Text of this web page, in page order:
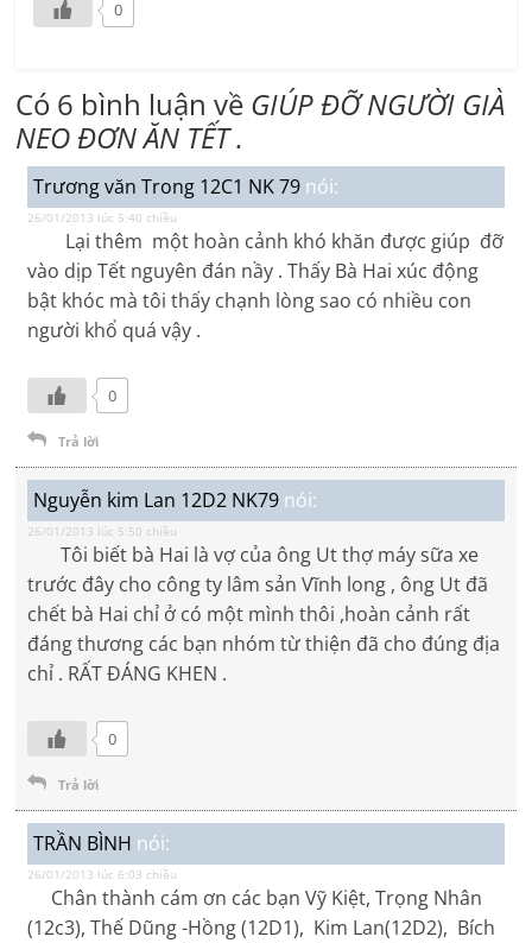
0
Có 6 bình luận về GIÚP ĐỠ NGƯỜI GIÀ
NEO ĐƠN ĂN TẾT .
Trương văn Trong 12C1 NK 79 nói:
26/01/2013 lúc 5:40 chiều
Lại thêm một hoàn cảnh khó khăn được giúp đỡ
vào dịp Tết nguyên đán nầy . Thấy Bà Hai xúc động
bật khóc mà tôi thấy chạnh lòng sao có nhiều con
người khổ quá vậy .
0
Trả lời
Nguyễn kim Lan 12D2 NK79 nói:
26/01/2013 lúc 5:50 chiều
Tôi biết bà Hai là vợ của ông Ut thợ máy sữa xe
trước đây cho công ty lâm sản Vĩnh long , ông Ut đã
chết bà Hai chỉ ở có một mình thôi ,hoàn cảnh rất
đáng thương các bạn nhóm từ thiện đã cho đúng địa
chỉ . RẤT ĐÁNG KHEN .
0
Trả lời
TRẦN BÌNH nói:
26/01/2013 lúc 6:03 chiều
Chân thành cám ơn các bạn Vỹ Kiệt, Trọng Nhân
(12c3), Thế Dũng -Hồng (12D1), Kim Lan(12D2), Bích